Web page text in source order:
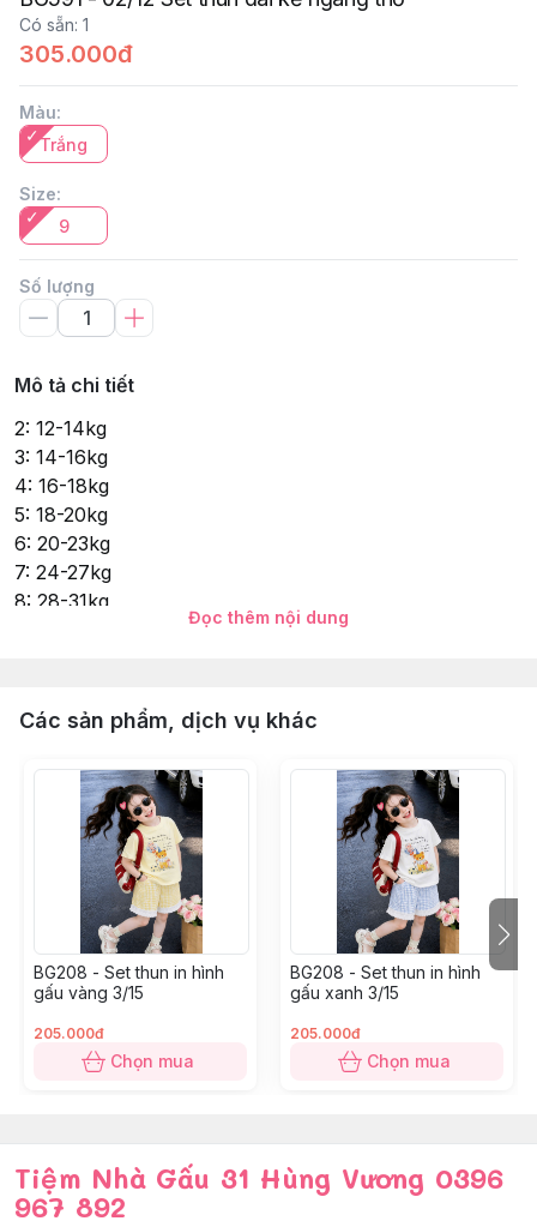
Có sẵn: 1
305.000đ
Màu:
Trắng
Size:
9
Số lượng
Mô tả chi tiết
2: 12-14kg
3: 14-16kg
4: 16-18kg
5: 18-20kg
6: 20-23kg
7: 24-27kg
8: 28-31kg
12: 41 – 45kg
Đọc thêm nội dung
Các sản phẩm, dịch vụ khác
BG208 - Set thun in hình
gấu vàng 3/15
205.000đ
Chọn mua
BG208 - Set thun in hình
gấu xanh 3/15
205.000đ
Chọn mua
Tiệm Nhà Gấu 31 Hùng Vương 0396
967 892